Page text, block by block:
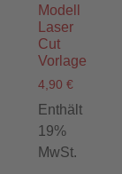
Modell
Laser
Cut
Vorlage
4,90 €
Enthält
19%
MwSt.